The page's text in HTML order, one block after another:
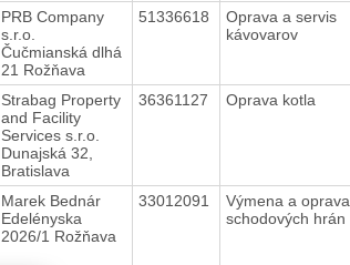
PRB Company
s.r.o.
Čučmianská dlhá
21 Rožňava
51336618
Oprava a servis
kávovarov
Strabag Property
and Facility
Services s.r.o.
Dunajská 32,
Bratislava
36361127 Oprava kotla
Marek Bednár
Edelényska
2026/1 Rožňava
33012091
Výmena a oprava
schodových hrán